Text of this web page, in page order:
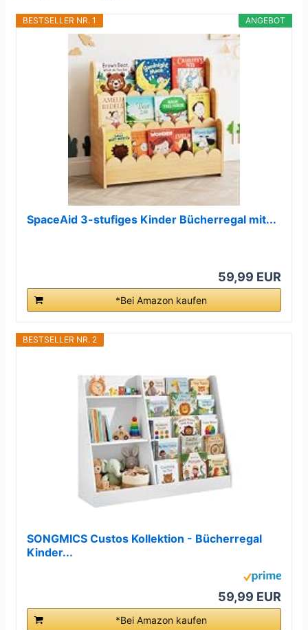
ANGEBOT
BESTSELLER NR. 1
SpaceAid 3-stufiges Kinder Bücherregal mit...
59,99 EUR
*Bei Amazon kaufen
BESTSELLER NR. 2
SONGMICS Custos Kollektion - Bücherregal
Kinder...
59,99 EUR
*Bei Amazon kaufen